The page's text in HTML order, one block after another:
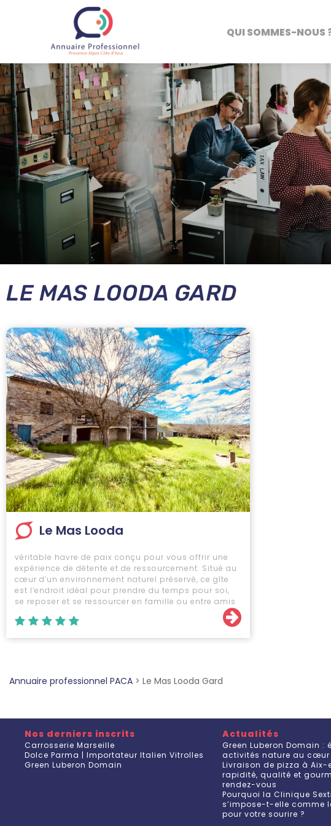
QUI SOMMES-NOUS
LE MAS LOODA GARD
Le Mas Looda
véritable havre de paix conçu pour vous offrir une
expérience de détente et de ressourcement. Situé au
cœur d’un environnement naturel préservé, ce gîte
est l’endroit idéal pour prendre du temps pour soi,
se reposer et se ressourcer en famille ou entre amis
Annuaire professionnel PACA > Le Mas Looda Gard
Nos derniers inscrits
Carrosserie Marseille
Dolce Parma | Importateur Italien Vitrolles
Green Luberon Domain
Actualités
Green Luberon Domain :
activités nature au cœur
Livraison de pizza à Aix-
rapidité, qualité et
rendez-vous
Pourquoi la Clinique
s’impose-t-elle comme
pour votre sourire ?